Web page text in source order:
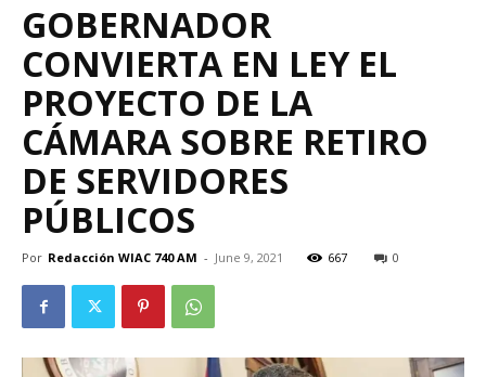
GOBERNADOR
CONVIERTA EN LEY EL
PROYECTO DE LA
CÁMARA SOBRE RETIRO
DE SERVIDORES
PÚBLICOS
Por Redacción WIAC 740 AM - June 9, 2021 667 0